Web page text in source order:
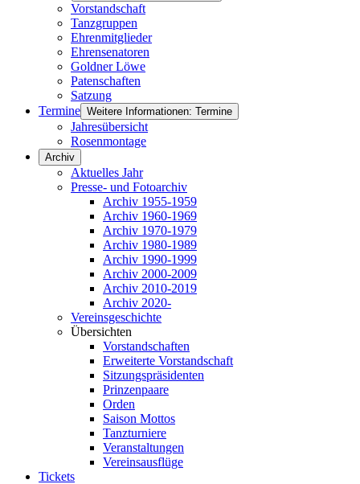
Vorstandschaft
Tanzgruppen
Ehrenmitglieder
Ehrensenatoren
Goldner Löwe
Patenschaften
Satzung
Termine Weitere Informationen: Termine
Jahresübersicht
Rosenmontage
Archiv
Aktuelles Jahr
Presse- und Fotoarchiv
Archiv 1955-1959
Archiv 1960-1969
Archiv 1970-1979
Archiv 1980-1989
Archiv 1990-1999
Archiv 2000-2009
Archiv 2010-2019
Archiv 2020-
Vereinsgeschichte
Übersichten
Vorstandschaften
Erweiterte Vorstandschaft
Sitzungspräsidenten
Prinzenpaare
Orden
Saison Mottos
Tanzturniere
Veranstaltungen
Vereinsausflüge
Tickets